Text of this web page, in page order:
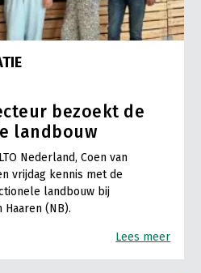
bezoekt de
landbouw
Nederland, Coen van
vrijdag kennis met de
landbouw bij
Haaren (NB).
Lees meer